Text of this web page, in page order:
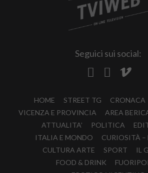
Seguici sui social:
HOME STREET TG CRONACA
VICENZA E PROVINCIA
AREA
ATTUALITA’
POLITICA
ITALIA E MONDO
CURIOSITÀ –
CULTURA ARTE
SPORT
IL
FOOD & DRINK